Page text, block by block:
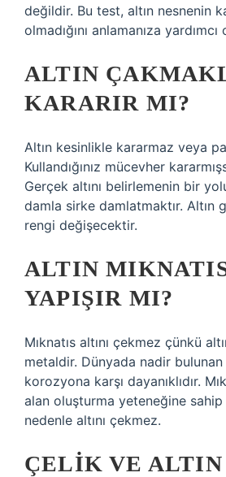
değildir. Bu test, altın nesnenin
olmadığını anlamanıza yardımcı
ALTIN
KARARIR MI?
Altın kesinlikle kararmaz veya
Kullandığınız mücevher
Gerçek altını belirlemenin bir
damla sirke damlatmaktır. Altın
rengi değişecektir.
ALTIN
YAPIŞIR MI?
Mıknatıs altını çekmez çünkü
metaldir. Dünyada nadir
korozyona karşı dayanıklıdır.
alan oluşturma yeteneğine
nedenle altını çekmez.
ÇELIK VE